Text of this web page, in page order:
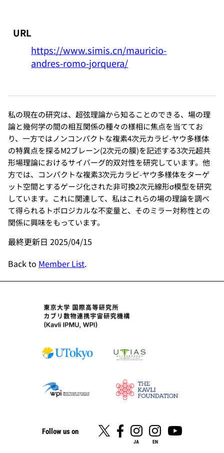
URL
https://www.simis.cn/mauricio-
andres-romo-jorquera/
私の現在の研究は、超弦理論から知ることのできる、場の理
論と幾何学の間の相互関係の種々の様相に焦点を当ててお
り、一方ではノンコンパクトな複素4次元カラビ-ヤウ多様体
の特異点を探るM2ブレーン(2次元の膜)を記述する3次元超共
形場理論におけるサイバーグ的双対性を研究しています。他
方では、コンパクトな複素3次元カラビ-ヤウ多様体をターゲ
ット空間とするゲージ化された非可換2次元線形σ模型を研究
しています。これに関連して、私はこれらの場の理論を調べ
て得られるトポロジカルな不変量と、そのミラー対称性との
関係に興味をもっています。
最終更新日 2025/04/15
Back to Member List.
Follow us on
JA EN